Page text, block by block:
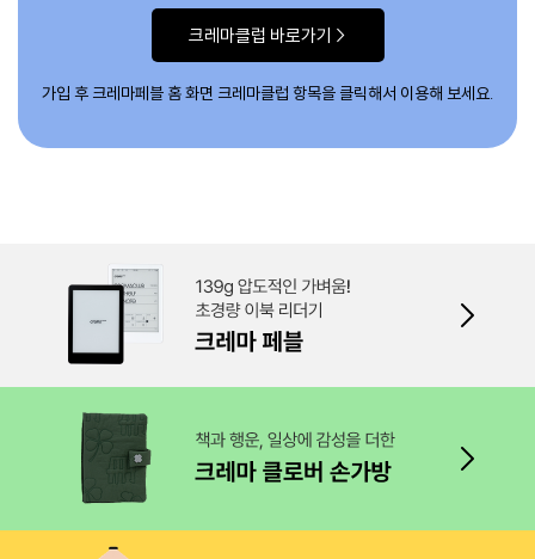
크레마클럽 바로가기 >
가입 후 크레마페블 홈 화면 크레마클럽 항목을 클릭해서 이용해 보세요.